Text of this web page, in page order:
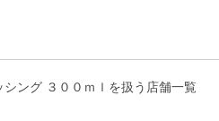
ング ３００ｍｌを扱う店舗一覧